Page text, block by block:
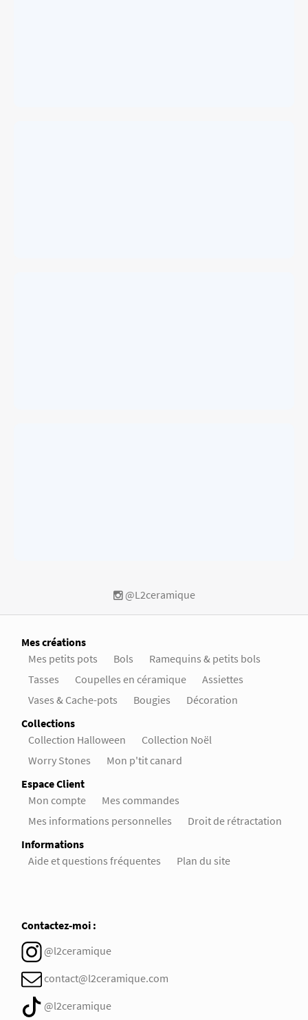
@L2ceramique
Mes créations
Mes petits pots
Bols
Ramequins & petits bols
Tasses
Coupelles en céramique
Assiettes
Vases & Cache-pots
Bougies
Décoration
Collections
Collection Halloween
Collection Noël
Worry Stones
Mon p'tit canard
Espace Client
Mon compte
Mes commandes
Mes informations personnelles
Droit de rétractation
Informations
Aide et questions fréquentes
Plan du site
Contactez-moi :
@l2ceramique
contact@l2ceramique.com
@l2ceramique